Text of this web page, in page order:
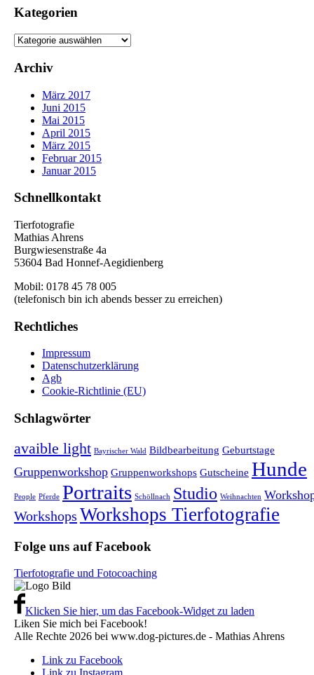
Kategorien
Kategorien
Archiv
März 2017
Juni 2015
Mai 2015
April 2015
März 2015
Februar 2015
Januar 2015
Schnellkontakt
Tierfotografie
Mathias Ahrens
Burgwiesenstraße 4a
53604 Bad Honnef-Aegidienberg
Mobil: 0178 45 78 005
(telefonisch bin ich abends besser zu erreichen)
Rechtliches
Impressum
Datenschutzerklärung
Agb
Cookie-Richtlinie (EU)
Schlagwörter
avaible light Bayrischer Wald Bildbearbeitung Geburtstage
Gruppenworkshop Gruppenworkshops Gutscheine Hunde
People Pferde Portraits Schöllnach Studio Weihnachten
Workshops Workshops Tierfotografie
Folge uns auf Facebook
Tierfotografie und Fotocoaching
Klicken Sie hier, um das Facebook-Widget zu laden
Liken Sie mich bei Facebook!
Alle Rechte 2026 bei www.dog-pictures.de - Mathias Ahrens
Link zu Facebook